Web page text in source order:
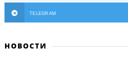
TELEGRAM
НОВОСТИ